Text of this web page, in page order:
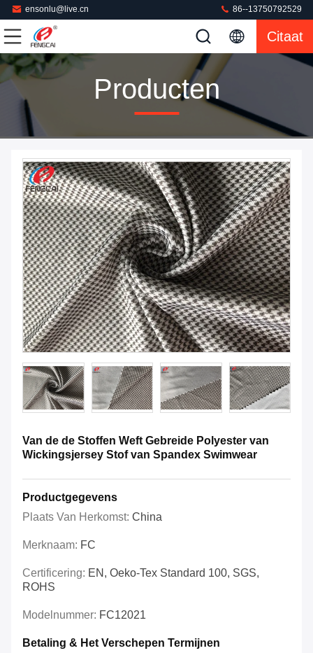
ensonlu@live.cn 86--13750792529
Citaat
Producten
Van de de Stoffen Weft Gebreide Polyester van
Wickingsjersey Stof van Spandex Swimwear
Productgegevens
Plaats Van Herkomst: China
Merknaam: FC
Certificering: EN, Oeko-Tex Standard 100, SGS,
ROHS
Modelnummer: FC12021
Betaling & Het Verschepen Termijnen